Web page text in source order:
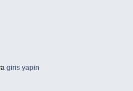
giris yapin